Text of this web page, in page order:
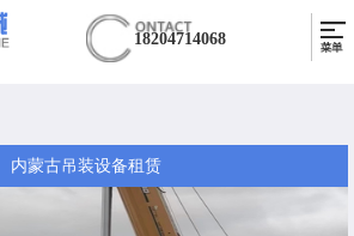
18204714068
内蒙古吊装设备租赁